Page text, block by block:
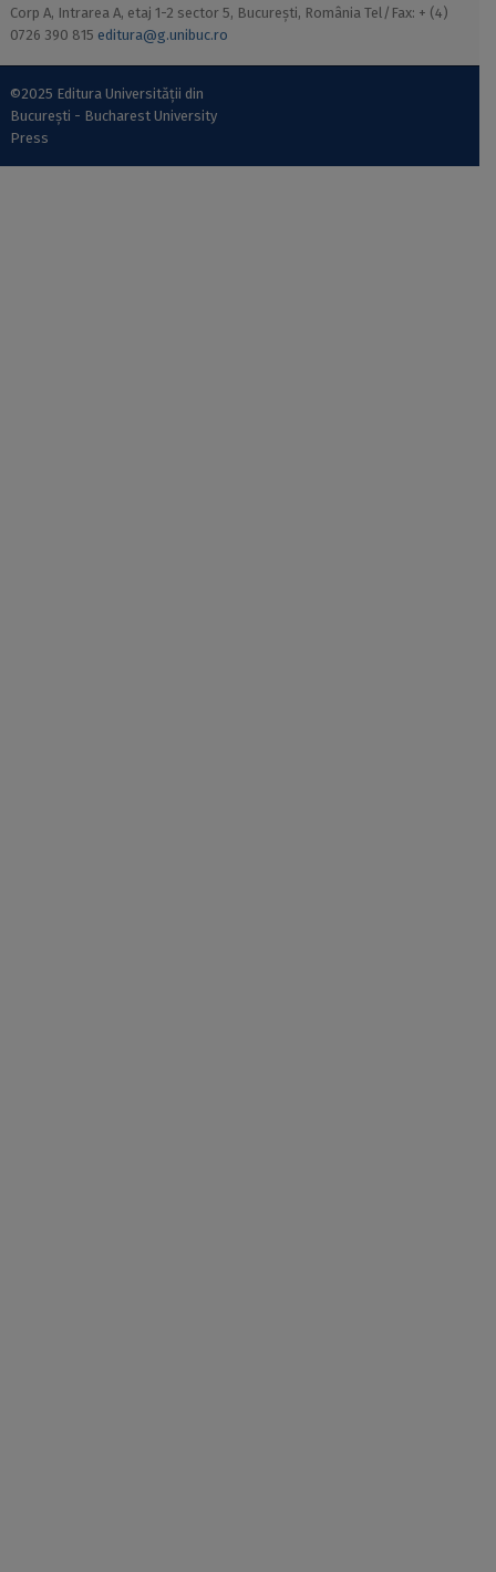
Corp A, Intrarea A, etaj 1-2 sector 5, București, România Tel/Fax: + (4)
0726 390 815 editura@g.unibuc.ro
©2025 Editura Universității din
București - Bucharest University
Press